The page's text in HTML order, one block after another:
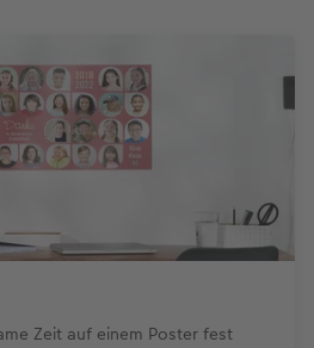
Zeit auf einem Poster fest